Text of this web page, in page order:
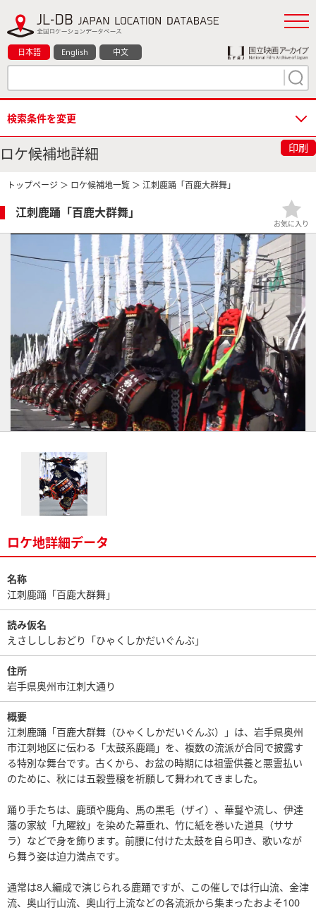
日本語 English 中文
検索条件を変更
ロケ候補地詳細 印刷
トップページ ＞ ロケ候補地一覧 ＞ 江刺鹿踊「百鹿大群舞」
江刺鹿踊「百鹿大群舞」
お気に入り
ロケ地詳細データ
名称
江刺鹿踊「百鹿大群舞」
読み仮名
えさしししおどり「ひゃくしかだいぐんぶ」
住所
岩手県奥州市江刺大通り
概要
江刺鹿踊「百鹿大群舞（ひゃくしかだいぐんぶ）」は、岩手県奥州
市江刺地区に伝わる「太鼓系鹿踊」を、複数の流派が合同で披露す
る特別な舞台です。古くから、お盆の時期には祖霊供養と悪霊払い
のために、秋には五穀豊穣を祈願して舞われてきました。
踊り手たちは、鹿頭や鹿角、馬の黒毛（ザイ）、華鬘や流し、伊達
藩の家紋「九曜紋」を染めた幕垂れ、竹に紙を巻いた道具（ササ
ラ）などで身を飾ります。前腰に付けた太鼓を自ら叩き、歌いなが
ら舞う姿は迫力満点です。
通常は8人編成で演じられる鹿踊ですが、この催しでは行山流、金津
流、奥山行山流、奥山行上流などの各流派から集まったおよそ100